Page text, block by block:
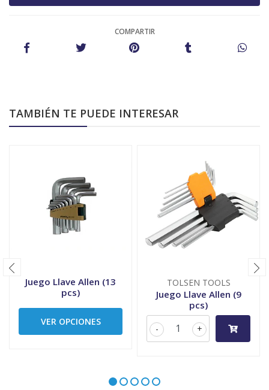
COMPARTIR
TAMBIÉN TE PUEDE INTERESAR
Juego Llave Allen (13
pcs)
VER OPCIONES
TOLSEN TOOLS
Juego Llave Allen (9
pcs)
+
-